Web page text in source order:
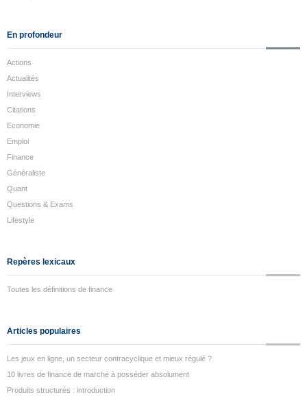
En profondeur
Actions
Actualités
Interviews
Citations
Economie
Emploi
Finance
Généraliste
Quant
Questions & Exams
Lifestyle
Repères lexicaux
Toutes les définitions de finance
Articles populaires
Les jeux en ligne, un secteur contracyclique et mieux régulé ?
10 livres de finance de marché à posséder absolument
Produits structurés : introduction